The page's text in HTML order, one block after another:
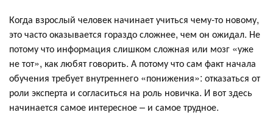
Когда взрослый человек начинает учиться чему-то новому,
это часто оказывается гораздо сложнее, чем он ожидал. Не
потому что информация слишком сложная или мозг «уже
не тот», как любят говорить. А потому что сам факт начала
обучения требует внутреннего «понижения»: отказаться от
роли эксперта и согласиться на роль новичка. И вот здесь
начинается самое интересное – и самое трудное.